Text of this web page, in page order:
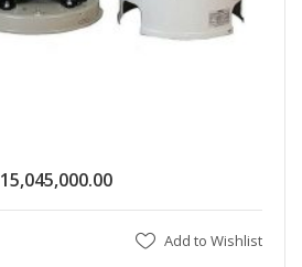
15,045,000.00
Add to Wishlist